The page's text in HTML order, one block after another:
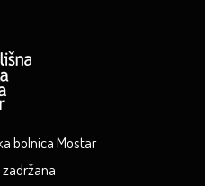
bolnica Mostar